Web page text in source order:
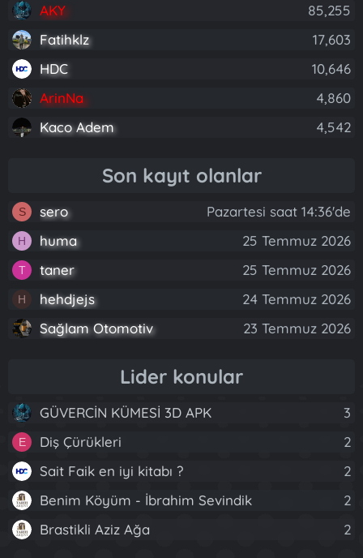
AKY
85,255
Fatihklz
17,603
HDC
10,646
ArinNa
4,860
Kaco Adem
4,542
Son kayıt olanlar
S sero Pazartesi saat 14:36'de
H huma 25 Temmuz 2026
T taner 25 Temmuz 2026
H hehdjejs
24 Temmuz 2026
Sağlam Otomotiv
23 Temmuz 2026
Lider konular
GÜVERCİN KÜMESİ 3D APK 3
E Diş Çürükleri
2
Sait Faik en iyi kitabı ?
2
Benim Köyüm - İbrahim Sevindik
2
Brastikli Aziz Ağa
2